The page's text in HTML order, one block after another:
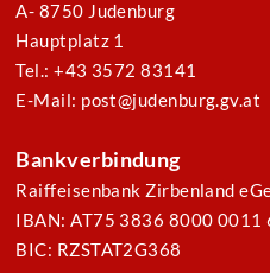
A- 8750 Judenburg
Hauptplatz 1
Tel.: +43 3572 83141
E-Mail: post@judenburg.gv.at
Bankverbindung
Raiffeisenbank Zirbenland
IBAN: AT75 3836 8000 0011
BIC: RZSTAT2G368